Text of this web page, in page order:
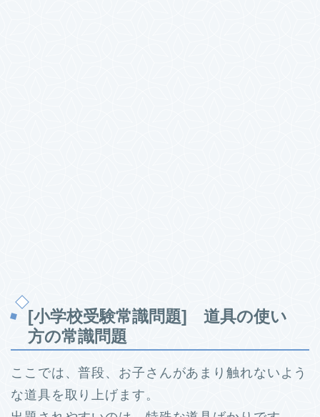
[小学校受験常識問題] 道具の使い
方の常識問題
ここでは、普段、お子さんがあまり触れないよう
な道具を取り上げます。